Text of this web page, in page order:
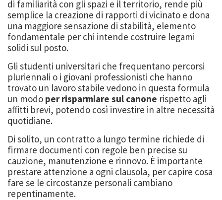
di familiarità con gli spazi e il territorio, rende più
semplice la creazione di rapporti di vicinato e dona
una maggiore sensazione di stabilità, elemento
fondamentale per chi intende costruire legami
solidi sul posto.
Gli studenti universitari che frequentano percorsi
pluriennali o i giovani professionisti che hanno
trovato un lavoro stabile vedono in questa formula
un modo per risparmiare sul canone rispetto agli
affitti brevi, potendo così investire in altre necessità
quotidiane.
Di solito, un contratto a lungo termine richiede di
firmare documenti con regole ben precise su
cauzione, manutenzione e rinnovo. È importante
prestare attenzione a ogni clausola, per capire cosa
fare se le circostanze personali cambiano
repentinamente.